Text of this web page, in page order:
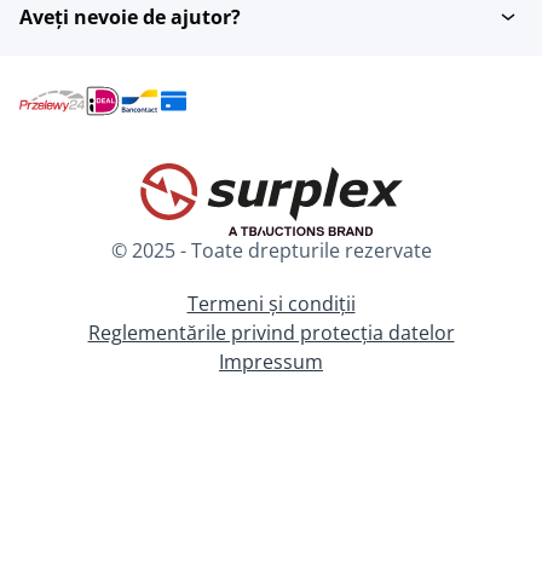
Aveți nevoie de ajutor?
© 2025 - Toate drepturile rezervate
Termeni și condiții
Reglementările privind protecția datelor
Impressum